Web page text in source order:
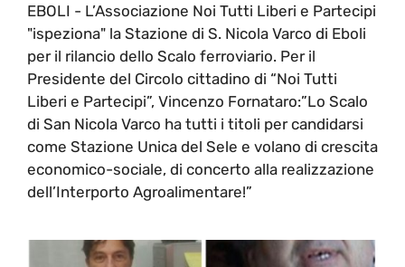
EBOLI - L’Associazione Noi Tutti Liberi e Partecipi
"ispeziona" la Stazione di S. Nicola Varco di Eboli
per il rilancio dello Scalo ferroviario. Per il
Presidente del Circolo cittadino di “Noi Tutti
Liberi e Partecipi”, Vincenzo Fornataro:”Lo Scalo
di San Nicola Varco ha tutti i titoli per candidarsi
come Stazione Unica del Sele e volano di crescita
economico-sociale, di concerto alla realizzazione
dell’Interporto Agroalimentare!”